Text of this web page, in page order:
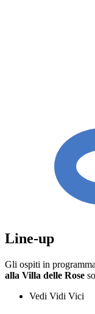
Line-up
Gli ospiti in
alla Villa delle Rose
Vedi Vidi Vici